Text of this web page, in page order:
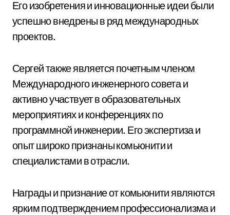
Его изобретения и инновационные идеи были
успешно внедрены в ряд международных
проектов.
Сергей также является почетным членом
Международного инженерного совета и
активно участвует в образовательных
мероприятиях и конференциях по
программной инженерии. Его экспертиза и
опыт широко признаны комьюнити и
специалистами в отрасли.
Награды и признание от комьюнити являются
ярким подтверждением профессионализма и